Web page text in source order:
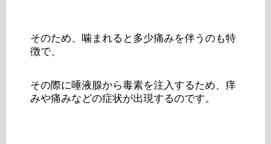
そのため、噛まれると多少痛みを伴うのも特
徴で、
その際に唾液腺から毒素を注入するため、痒
みや痛みなどの症状が出現するのです。